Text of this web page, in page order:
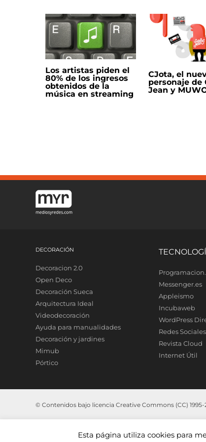
Los artistas piden el
80% de los ingresos
obtenidos de la
música en streaming
CJota, el
personaje de
Jean y
DECORACIÓN
Decoracion 2.0
Open Deco
Decoración Sueca
Arquitectura Ideal
Videodecoración
Ayuda para manualidades
Decoración y jardines
Mimub
Pórtico
Messenger.es
Appleismo
Incubaweb
WordPress
Redes Sociales
Revista Cloud
Internet Útil
© Contenidos bajo licencia Creative Commons (CC)
Esta página utiliza cookies para